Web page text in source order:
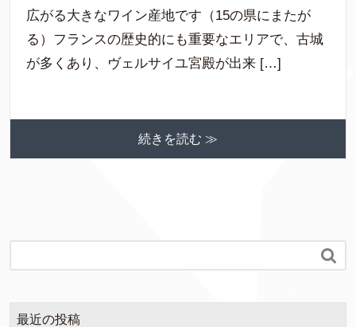
広がる大きなワイン産地です（15の県にまたが
る）フランスの歴史的にも重要なエリアで、古城
が多くあり、ヴェルサイユ宮殿が出来 […]
続きを読む ≫

最近の投稿